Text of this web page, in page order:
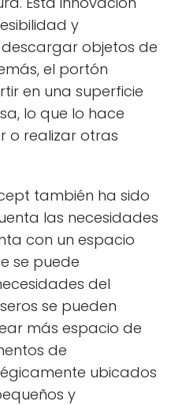
y
objetos de
el portón
en una superficie
lo que lo hace
realizar otras
también ha sido
las necesidades
con un espacio
se puede
del
se pueden
más espacio de
de
ubicados
y